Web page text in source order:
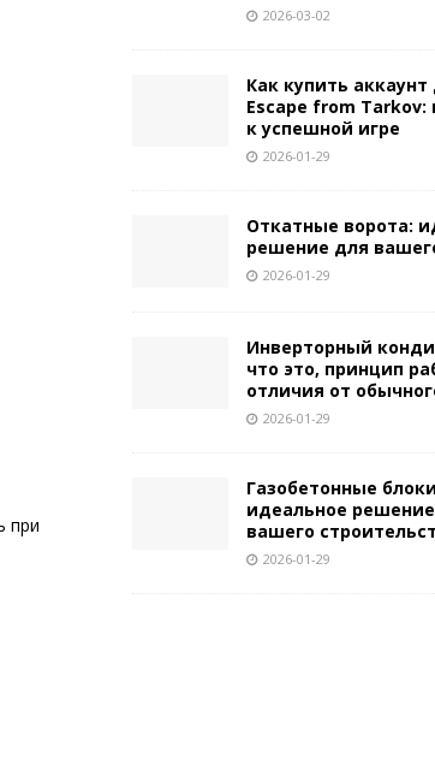
при
2026-03-02
Как купить аккаунт
Escape from Tarkov:
к успешной игре
2026-01-29
Откатные ворота:
решение для
2026-01-29
Инверторный
что это, принцип
отличия от
2026-01-29
Газобетонные
идеальное
вашего
2026-01-29